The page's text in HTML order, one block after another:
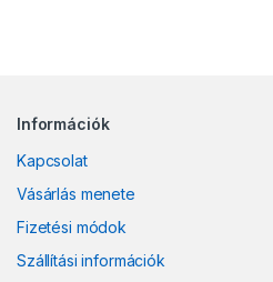
Információk
Kapcsolat
Vásárlás menete
Fizetési módok
Szállítási információk